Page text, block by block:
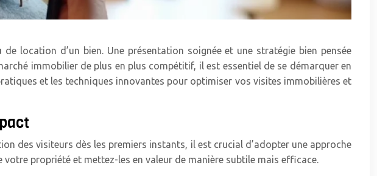
location d’un bien. Une présentation soignée et une stratégie bien pensée
immobilier de plus en plus compétitif, il est essentiel de se démarquer en
et les techniques innovantes pour optimiser vos visites immobilières et
des visiteurs dès les premiers instants, il est crucial d’adopter une approche
propriété et mettez-les en valeur de manière subtile mais efficace.